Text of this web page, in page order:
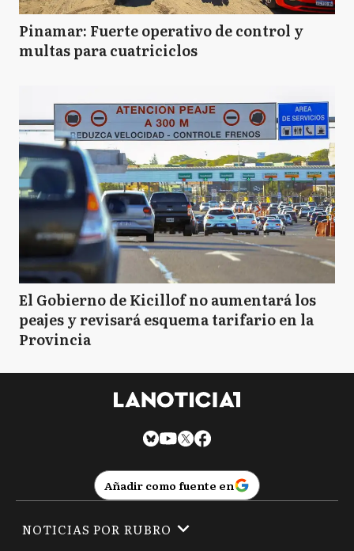
Pinamar: Fuerte operativo de control y
multas para cuatriciclos
El Gobierno de Kicillof no aumentará los
peajes y revisará esquema tarifario en la
Provincia
Añadir como fuente en
NOTICIAS POR RUBRO